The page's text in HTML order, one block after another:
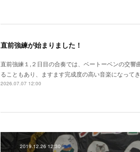
直前強練が始まりました！
直前強練１,２日目の合奏では、ベートーベンの交
ることもあり、ますます完成度の高い音楽になっ
2026.07.07 12:00
2019.12.26 12:30